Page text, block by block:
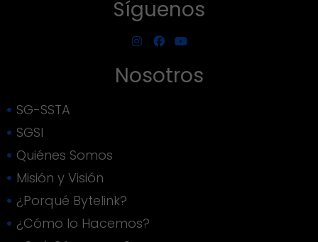
Síguenos
Nosotros
SG-SSTA
SGSI
Quiénes Somos
Misión y Visión
¿Porqué Bytelink?
¿Cómo lo Hacemos?